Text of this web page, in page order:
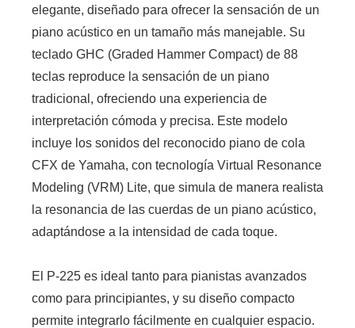
elegante, diseñado para ofrecer la sensación de un
piano acústico en un tamaño más manejable. Su
teclado GHC (Graded Hammer Compact) de 88
teclas reproduce la sensación de un piano
tradicional, ofreciendo una experiencia de
interpretación cómoda y precisa. Este modelo
incluye los sonidos del reconocido piano de cola
CFX de Yamaha, con tecnología Virtual Resonance
Modeling (VRM) Lite, que simula de manera realista
la resonancia de las cuerdas de un piano acústico,
adaptándose a la intensidad de cada toque.
El P-225 es ideal tanto para pianistas avanzados
como para principiantes, y su diseño compacto
permite integrarlo fácilmente en cualquier espacio.